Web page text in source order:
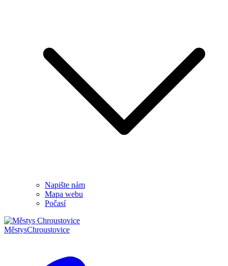
Napište nám
Mapa webu
Počasí
MěstysChroustovice